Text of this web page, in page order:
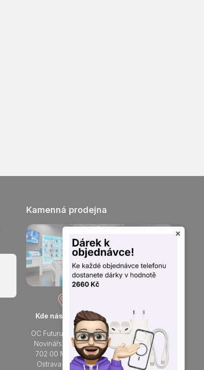
Kamenná prodejna
Kde nás najdete
OC Futurum Ostrava
Novinářská 3178/6
702 00 Moravská
Ostrava a Přívoz
Otevřeno každý den
Po - Ne:
9 - 21 hod.
Do prodejny
×